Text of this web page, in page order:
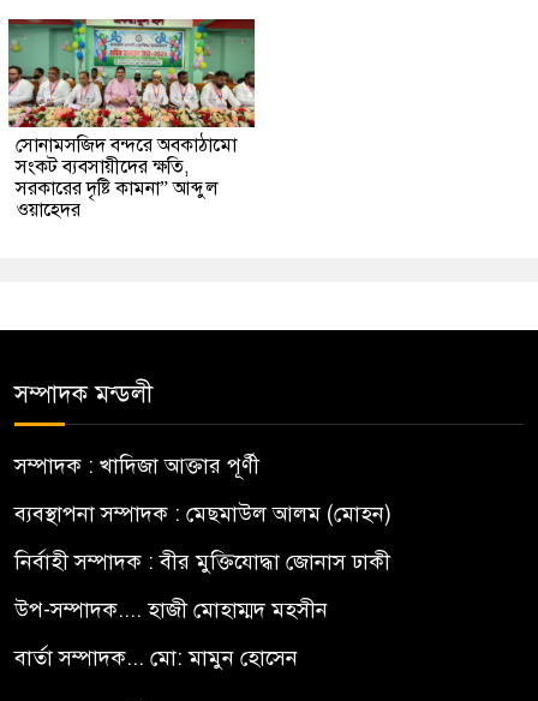
সোনামসজিদ বন্দরে অবকাঠামো
সংকট ব্যবসায়ীদের ক্ষতি,
সরকারের দৃষ্টি কামনা” আব্দুল
ওয়াহেদর
সম্পাদক মন্ডলী
সম্পাদক : খাদিজা আক্তার পূর্ণী
ব্যবস্থাপনা সম্পাদক : মেছমাউল আলম (মোহন)
নির্বাহী সম্পাদক : বীর মুক্তিযোদ্ধা জোনাস ঢাকী
উপ-সম্পাদক.... হাজী মোহাম্মদ মহসীন
বার্তা সম্পাদক... মো: মামুন হোসেন